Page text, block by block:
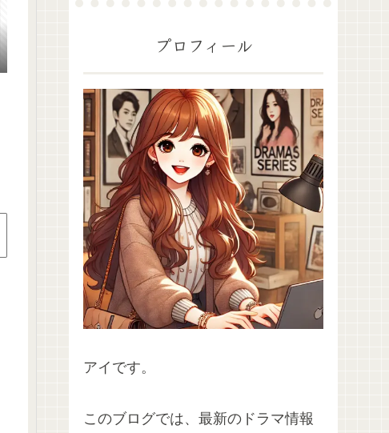
プロフィール
アイです。
このブログでは、最新のドラマ情報